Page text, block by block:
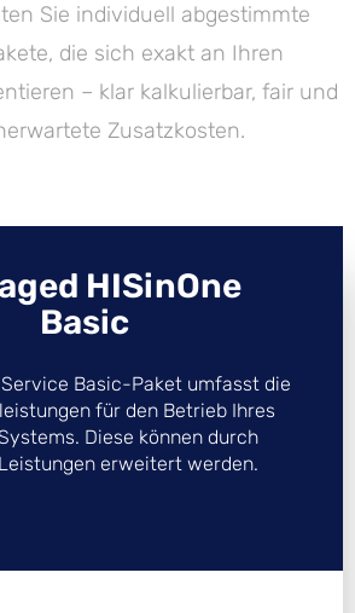
Sie individuell abgestimmte
die sich exakt an Ihren
– klar kalkulierbar, fair und
Zusatzkosten.
HISinOne
Basic
Service Basic-Paket umfasst die
für den Betrieb Ihres
Diese können durch
erweitert werden.​